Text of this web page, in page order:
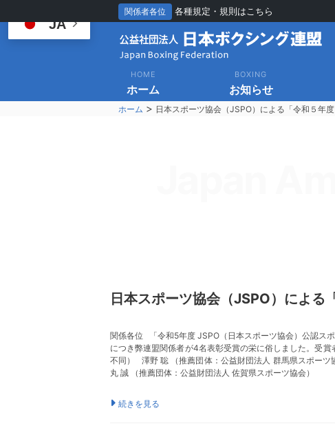
関係者各位 各種規定・規則はこちら
HOME
ホーム
BOXING
お知らせ
ホーム > 日本スポーツ協会（JSPO）による「令和５年
Japan
日本スポーツ協会（JSPO）による
関係各位 「令和5年度 JSPO（日本スポーツ協会）公認
につき弊連盟関係者が4名表彰受賞の栄に俗しました。受
不同） 澤野 聡 （推薦団体：公益財団法人 群馬県スポー
丸 誠 （推薦団体：公益財団
続きを見る
JA